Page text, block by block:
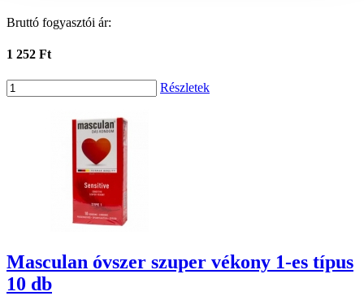
Bruttó fogyasztói ár:
1 252 Ft
Részletek
Masculan óvszer szuper vékony 1-es típus
10 db